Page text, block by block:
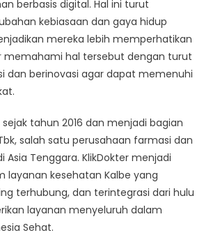
berbasis digital. Hal ini turut
kebiasaan dan gaya hidup
mereka lebih memperhatikan
memahami hal tersebut dengan turut
dan berinovasi agar dapat memenuhi
tahun 2016 dan menjadi bagian
salah satu perusahaan farmasi dan
Asia Tenggara. KlikDokter menjadi
layanan kesehatan Kalbe yang
terhubung, dan terintegrasi dari hulu
layanan menyeluruh dalam
Sehat.